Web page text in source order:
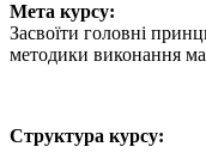
Мета курсу:
Засвоїти головні
методики виконання
Структура курсу: